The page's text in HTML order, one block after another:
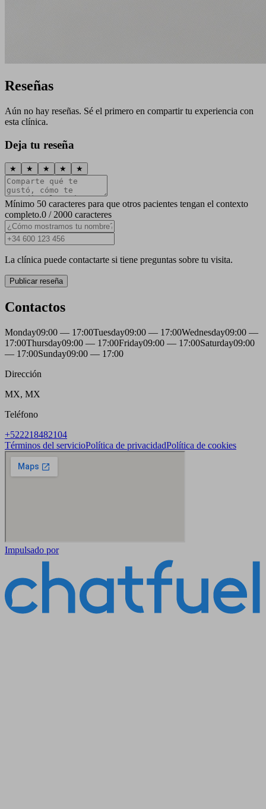
Reseñas
Aún no hay reseñas. Sé el primero en compartir tu experiencia con
esta clínica.
Deja tu reseña
★ ★ ★ ★ ★
Mínimo 50 caracteres para que otros pacientes tengan el contexto
completo.0 / 2000 caracteres
La clínica puede contactarte si tiene preguntas sobre tu visita.
Publicar reseña
Contactos
Monday09:00 — 17:00Tuesday09:00 — 17:00Wednesday09:00 —
17:00Thursday09:00 — 17:00Friday09:00 — 17:00Saturday09:00
— 17:00Sunday09:00 — 17:00
Dirección
MX, MX
Teléfono
+522218482104
Términos del servicioPolítica de privacidadPolítica de cookies
Impulsado por